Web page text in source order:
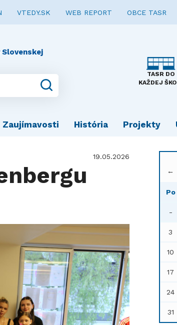
VTEDY.SK WEB REPORT OBCE TASR
TASR DO
KAŽDEJ
Zaujímavosti História Projekty
19.05.2026
←
Po
-
3
10
17
24
31